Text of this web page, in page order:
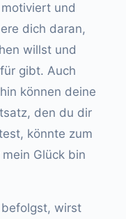
und
dich daran,
willst und
gibt. Auch
können deine
den du dir
könnte zum
Glück bin
wirst